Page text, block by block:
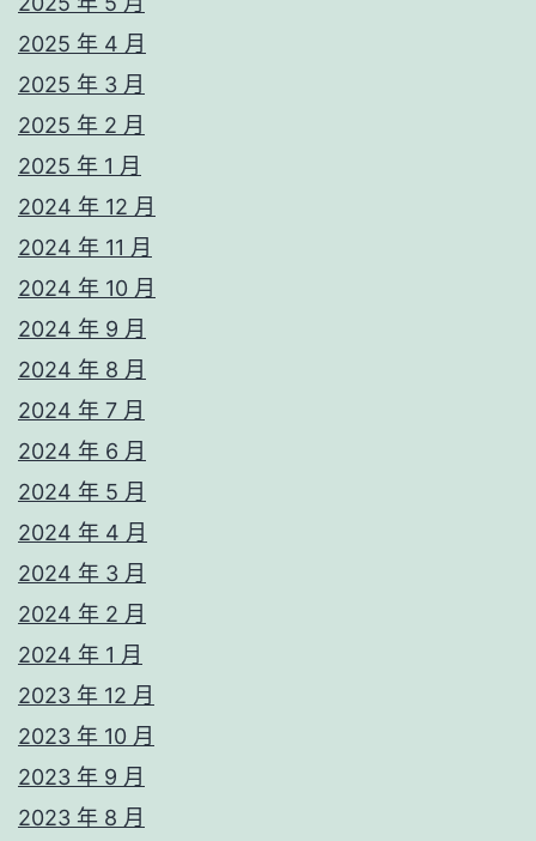
2025 年 4 月
2025 年 3 月
2025 年 2 月
2025 年 1 月
2024 年 12 月
2024 年 11 月
2024 年 10 月
2024 年 9 月
2024 年 8 月
2024 年 7 月
2024 年 6 月
2024 年 5 月
2024 年 4 月
2024 年 3 月
2024 年 2 月
2024 年 1 月
2023 年 12 月
2023 年 10 月
2023 年 9 月
2023 年 8 月